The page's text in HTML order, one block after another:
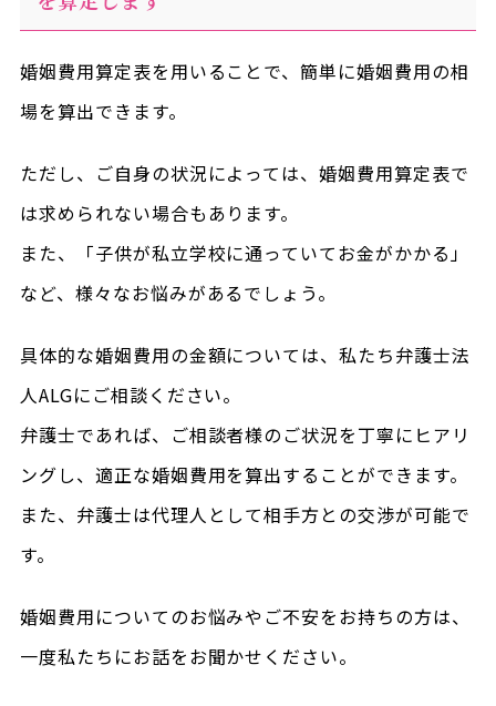
婚姻費用算定表を用いることで、簡単に婚姻費用の相
場を算出できます。
ただし、ご自身の状況によっては、婚姻費用算定表で
は求められない場合もあります。
また、「子供が私立学校に通っていてお金がかかる」
など、様々なお悩みがあるでしょう。
具体的な婚姻費用の金額については、私たち弁護士法
人ALGにご相談ください。
弁護士であれば、ご相談者様のご状況を丁寧にヒアリ
ングし、適正な婚姻費用を算出することができます。
また、弁護士は代理人として相手方との交渉が可能で
す。
婚姻費用についてのお悩みやご不安をお持ちの方は、
一度私たちにお話をお聞かせください。